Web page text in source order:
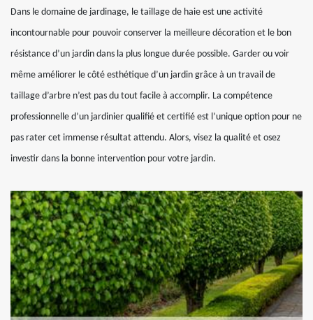
Dans le domaine de jardinage, le taillage de haie est une activité
incontournable pour pouvoir conserver la meilleure décoration et le bon
résistance d’un jardin dans la plus longue durée possible. Garder ou voir
même améliorer le côté esthétique d’un jardin grâce à un travail de
taillage d’arbre n’est pas du tout facile à accomplir. La compétence
professionnelle d’un jardinier qualifié et certifié est l’unique option pour ne
pas rater cet immense résultat attendu. Alors, visez la qualité et osez
investir dans la bonne intervention pour votre jardin.